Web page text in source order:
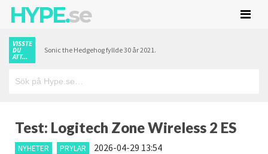
HYPE.se
VISSTE
DU
ATT...
Sonic the Hedgehog fyllde 30 år 2021.
Test: Logitech Zone Wireless 2 ES
NYHETER PRYLAR 2026-04-29 13:54